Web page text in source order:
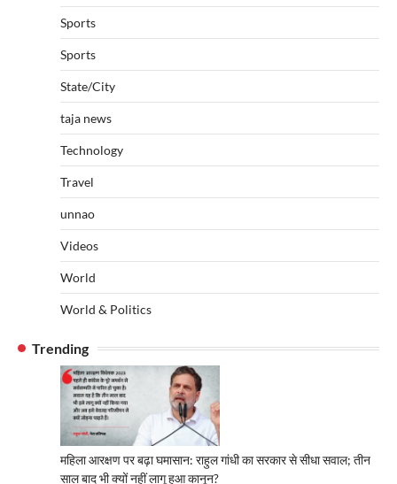
Sports
Sports
State/City
taja news
Technology
Travel
unnao
Videos
World
World & Politics
Trending
महिला आरक्षण पर बढ़ा घमासान: राहुल गांधी का सरकार से सीधा सवाल; तीन
साल बाद भी क्यों नहीं लागू हुआ कानून?